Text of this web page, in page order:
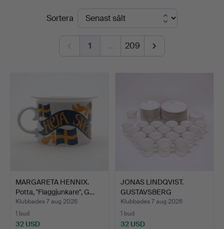
SlutpriserSortera
1 … 209
MARGARETA HENNIX.
Potta, "Flaggjunkare", G…
Klubbades 7 aug 2026
1 bud
32 USD
JONAS LINDQVIST.
GUSTAVSBERG
KAFFESERVIS "…
Klubbades 7 aug 2026
1 bud
32 USD